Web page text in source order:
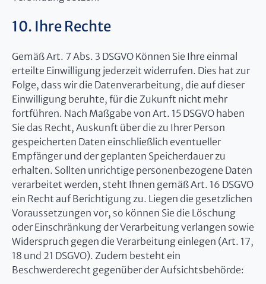
10. Ihre Rechte
Gemäß Art. 7 Abs. 3 DSGVO Können Sie Ihre einmal
erteilte Einwilligung jederzeit widerrufen. Dies hat zur
Folge, dass wir die Datenverarbeitung, die auf dieser
Einwilligung beruhte, für die Zukunft nicht mehr
fortführen. Nach Maßgabe von Art. 15 DSGVO haben
Sie das Recht, Auskunft über die zu Ihrer Person
gespeicherten Daten einschließlich eventueller
Empfänger und der geplanten Speicherdauer zu
erhalten. Sollten unrichtige personenbezogene Daten
verarbeitet werden, steht Ihnen gemäß Art. 16 DSGVO
ein Recht auf Berichtigung zu. Liegen die gesetzlichen
Voraussetzungen vor, so können Sie die Löschung
oder Einschränkung der Verarbeitung verlangen sowie
Widerspruch gegen die Verarbeitung einlegen (Art. 17,
18 und 21 DSGVO). Zudem besteht ein
Beschwerderecht gegenüber der Aufsichtsbehörde: